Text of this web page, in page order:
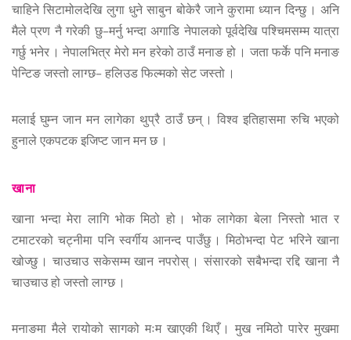
चाहिने सिटामोलदेखि लुगा धुने साबुन बोकेरै जाने कुरामा ध्यान दिन्छु । अनि
मैले प्रण नै गरेकी छु–मर्नु भन्दा अगाडि नेपालको पूर्वदेखि पश्चिमसम्म यात्रा
गर्छु भनेर । नेपालभित्र मेरो मन हरेको ठाउँ मनाङ हो । जता फर्के पनि मनाङ
पेन्टिङ जस्तो लाग्छ– हलिउड फिल्मको सेट जस्तो ।
मलाई घुम्न जान मन लागेका थुप्रै ठाउँ छन् । विश्व इतिहासमा रुचि भएको
हुनाले एकपटक इजिप्ट जान मन छ ।
खाना
खाना भन्दा मेरा लागि भोक मिठो हो । भोक लागेका बेला निस्तो भात र
टमाटरको चट्नीमा पनि स्वर्गीय आनन्द पाउँछु । मिठोभन्दा पेट भरिने खाना
खोज्छु । चाउचाउ सकेसम्म खान नपरोस् । संसारको सबैभन्दा रद्दि खाना नै
चाउचाउ हो जस्तो लाग्छ ।
मनाङमा मैले रायोको सागको मःम खाएकी थिएँ । मुख नमिठो पारेर मुखमा